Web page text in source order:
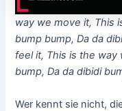
way we move it, This
bump bump, Da da
feel it, This is the way
bump, Da da dibidi
Wer kennt sie nicht,